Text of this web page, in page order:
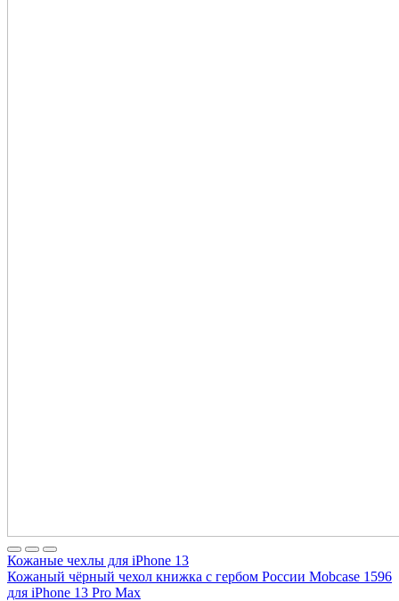
Кожаные чехлы для iPhone 13
Кожаный чёрный чехол книжка с гербом России Mobcase 1596
для iPhone 13 Pro Max